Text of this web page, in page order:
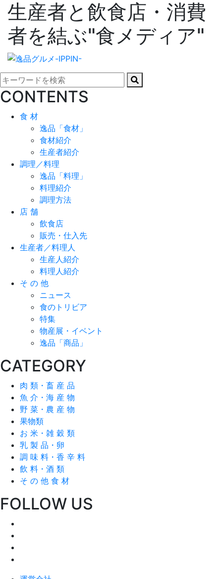
生産者と飲食店・消費
者を結ぶ"食メディア"
CONTENTS
食 材
逸品「食材」
食材紹介
生産者紹介
調理／料理
逸品「料理」
料理紹介
調理方法
店 舗
飲食店
販売・仕入先
生産者／料理人
生産人紹介
料理人紹介
そ の 他
ニュース
食のトリビア
特集
物産展・イベント
逸品「商品」
CATEGORY
肉 類・畜 産 品
魚 介・海 産 物
野 菜・農 産 物
果物類
お 米・雑 穀 類
乳 製 品・卵
調 味 料・香 辛 料
飲 料・酒 類
そ の 他 食 材
FOLLOW US